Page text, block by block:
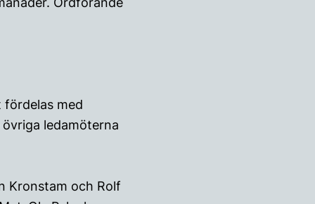
med
ledamöterna
Kronstam och Rolf